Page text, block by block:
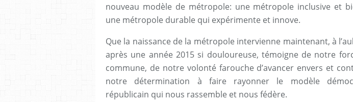
nouveau modèle de métropole: une métropole inclusive et
une métropole durable qui expérimente et innove.
Que la naissance de la métropole intervienne maintenant, à
après une année 2015 si douloureuse, témoigne de notre
commune, de notre volonté farouche d’avancer envers et
notre détermination à faire rayonner le modèle
républicain qui nous rassemble et nous fédère.